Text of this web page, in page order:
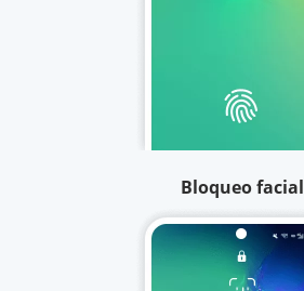
Bloqueo facial